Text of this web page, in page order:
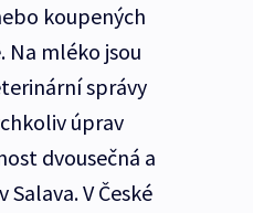
koupených
Na mléko jsou
správy
úprav
dvousečná a
V České